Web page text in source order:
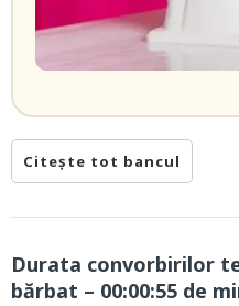
Citește tot bancul
Durata convorbirilor
bărbat – 00:00:55 de